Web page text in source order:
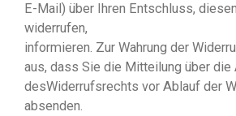
E-Mail) über Ihren Entschluss,
widerrufen,
informieren. Zur Wahrung der
aus, dass Sie die Mitteilung über die
desWiderrufsrechts vor Ablauf der
absenden.